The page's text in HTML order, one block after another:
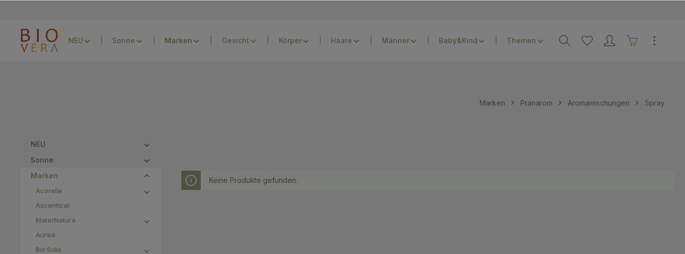
NEU Sonne Gesicht Körper Haare Männer Baby&Kind Themen
Marken Pranarom Aromamischungen Spray
NEU
Sonne
Marken
Acorelle
Ascentical
MaterNatura
Aurea
Bio Solis
Keine Produkte gefunden.